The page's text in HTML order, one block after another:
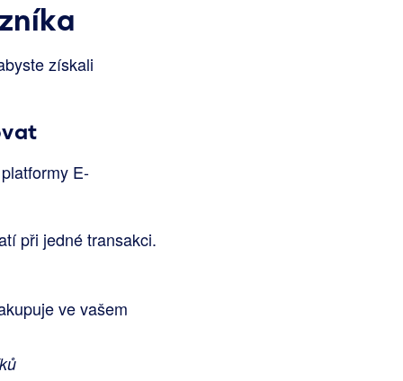
získali
E-
při jedné transakci.
ve vašem